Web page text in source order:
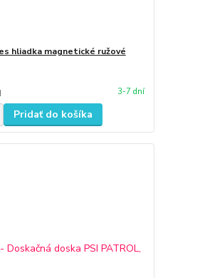
hliadka magnetické ružové
3-7 dní
Pridať do košíka